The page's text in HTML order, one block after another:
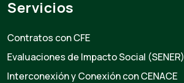
Servicios
Contratos con CFE
Evaluaciones de Impacto Social (SENER)
Interconexión y Conexión con CENACE